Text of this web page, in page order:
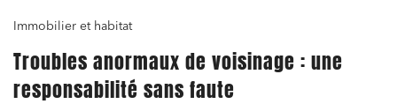
Immobilier et habitat
Troubles anormaux de voisinage : une
responsabilité sans faute